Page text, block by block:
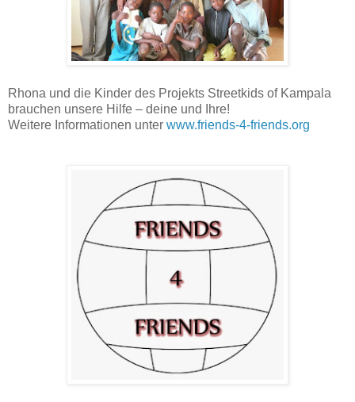
Rhona und die Kinder des Projekts Streetkids of Kampala
brauchen unsere Hilfe – deine und Ihre!
Weitere Informationen unter www.friends-4-friends.org